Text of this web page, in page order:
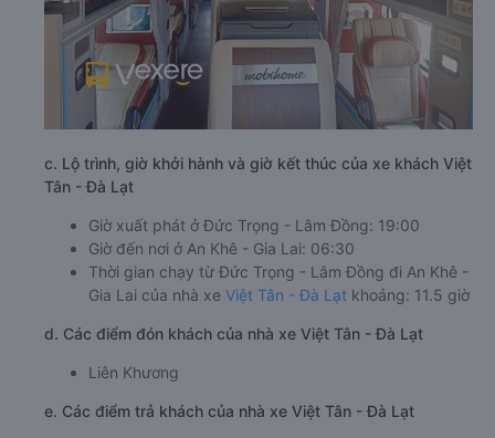
c. Lộ trình, giờ khởi hành và giờ kết thúc của xe khách Việt
Tân - Đà Lạt
Giờ xuất phát ở Đức Trọng - Lâm Đồng: 19:00
Giờ đến nơi ở An Khê - Gia Lai: 06:30
Thời gian chạy từ Đức Trọng - Lâm Đồng đi An Khê -
Gia Lai của nhà xe Việt Tân - Đà Lạt khoảng: 11.5 giờ
d. Các điểm đón khách của nhà xe Việt Tân - Đà Lạt
Liên Khương
e. Các điểm trả khách của nhà xe Việt Tân - Đà Lạt